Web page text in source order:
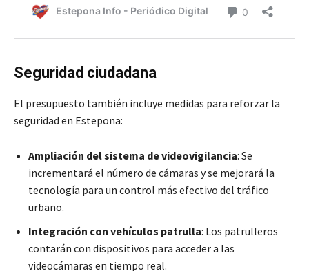
Seguridad ciudadana
El presupuesto también incluye medidas para reforzar la
seguridad en Estepona:
Ampliación del sistema de videovigilancia: Se
incrementará el número de cámaras y se mejorará la
tecnología para un control más efectivo del tráfico
urbano.
Integración con vehículos patrulla: Los patrulleros
contarán con dispositivos para acceder a las
videocámaras en tiempo real.